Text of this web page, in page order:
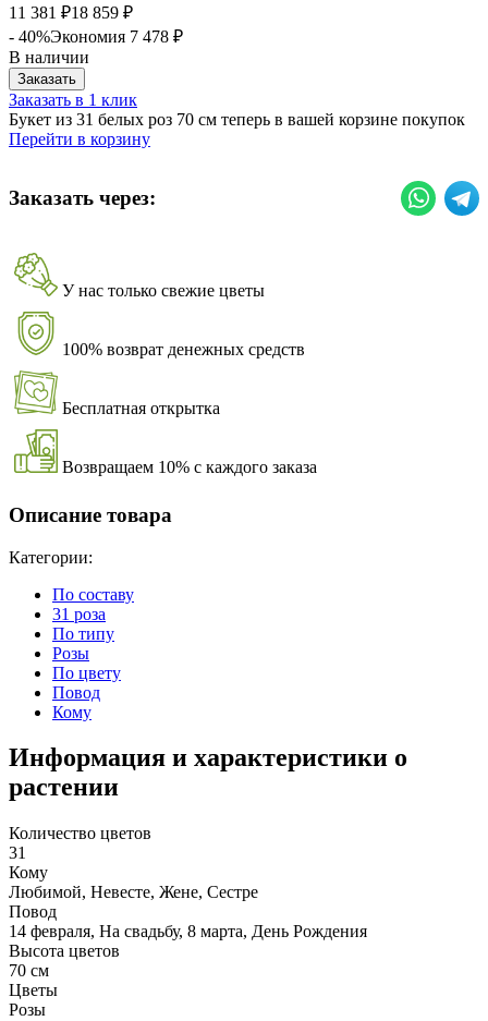
11 381
₽18 859 ₽
- 40%Экономия 7 478 ₽
В наличии
Заказать
Заказать в 1 клик
Букет из 31 белых роз 70 см теперь в вашей корзине покупок
Перейти в корзину
Заказать через:
У нас только свежие цветы
100% возврат денежных средств
Бесплатная открытка
Возвращаем 10% с каждого заказа
Описание товара
Категории:
По составу
31 роза
По типу
Розы
По цвету
Повод
Кому
Информация и характеристики о
растении
Количество цветов
31
Кому
Любимой, Невесте, Жене, Сестре
Повод
14 февраля, На свадьбу, 8 марта, День Рождения
Высота цветов
70 см
Цветы
Розы